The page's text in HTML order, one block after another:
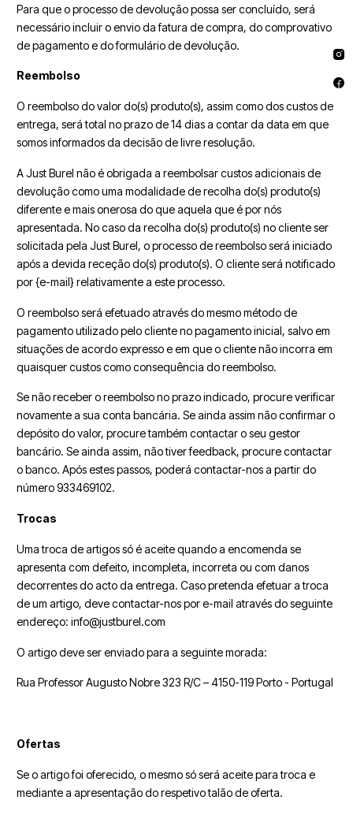
Para que o processo de devolução possa ser concluído, será
necessário incluir o envio da fatura de compra, do comprovativo
de pagamento e do formulário de devolução.
Reembolso
O reembolso do valor do(s) produto(s), assim como dos custos de
entrega, será total no prazo de 14 dias a contar da data em que
somos informados da decisão de livre resolução.
A Just Burel não é obrigada a reembolsar custos adicionais de
devolução como uma modalidade de recolha do(s) produto(s)
diferente e mais onerosa do que aquela que é por nós
apresentada. No caso da recolha do(s) produto(s) no cliente ser
solicitada pela Just Burel, o processo de reembolso será iniciado
após a devida receção do(s) produto(s). O cliente será notificado
por {e-mail} relativamente a este processo.
O reembolso será efetuado através do mesmo método de
pagamento utilizado pelo cliente no pagamento inicial, salvo em
situações de acordo expresso e em que o cliente não incorra em
quaisquer custos como consequência do reembolso.
Se não receber o reembolso no prazo indicado, procure verificar
novamente a sua conta bancária. Se ainda assim não confirmar o
depósito do valor, procure também contactar o seu gestor
bancário. Se ainda assim, não tiver feedback, procure contactar
o banco. Após estes passos, poderá contactar-nos a partir do
número 933469102.
Trocas
Uma troca de artigos só é aceite quando a encomenda se
apresenta com defeito, incompleta, incorreta ou com danos
decorrentes do acto da entrega. Caso pretenda efetuar a troca
de um artigo, deve contactar-nos por e-mail através do seguinte
endereço: info@justburel.com
O artigo deve ser enviado para a seguinte morada:
Rua Professor Augusto Nobre 323 R/C – 4150-119 Porto - Portugal
Ofertas
Se o artigo foi oferecido, o mesmo só será aceite para troca e
mediante a apresentação do respetivo talão de oferta.